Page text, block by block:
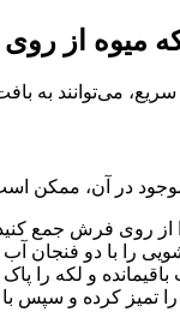
میوه از
می‌توانند به
در آن، ممکن
از روی فرش جمع
را با دو فنجان
و لکه را پاک
تمیز کرده و سپس